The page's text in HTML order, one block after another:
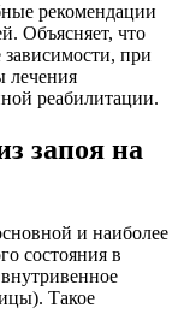
рекомендации
Объясняет, что
при
лечения
реабилитации.
запоя на
и наиболее
состояния в
Такое